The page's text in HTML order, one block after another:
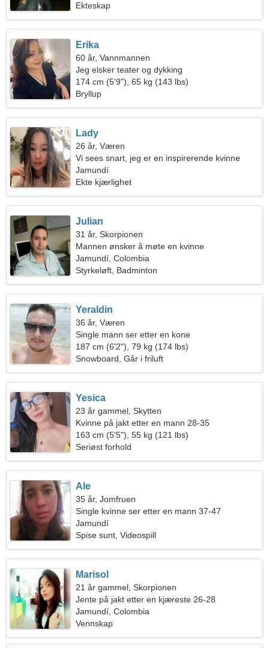
Ekteskap
Erika
60 år, Vannmannen
Jeg elsker teater og dykking
174 cm (5'9"), 65 kg (143 lbs)
Bryllup
Lady
26 år, Væren
Vi sees snart, jeg er en inspirerende kvinne
Jamundí
Ekte kjærlighet
Julian
31 år, Skorpionen
Mannen ønsker å møte en kvinne
Jamundí, Colombia
Styrkeløft, Badminton
Yeraldin
36 år, Væren
Single mann ser etter en kone
187 cm (6'2"), 79 kg (174 lbs)
Snowboard, Går i friluft
Yesica
23 år gammel, Skytten
Kvinne på jakt etter en mann 28-35
163 cm (5'5"), 55 kg (121 lbs)
Seriøst forhold
Ale
35 år, Jomfruen
Single kvinne ser etter en mann 37-47
Jamundí
Spise sunt, Videospill
Marisol
21 år gammel, Skorpionen
Jente på jakt etter en kjæreste 26-28
Jamundí, Colombia
Vennskap